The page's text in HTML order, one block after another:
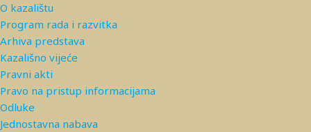
O kazalištu
Program rada i razvitka
Arhiva predstava
Kazališno vijeće
Pravni akti
Pravo na pristup informacijama
Odluke
Jednostavna nabava